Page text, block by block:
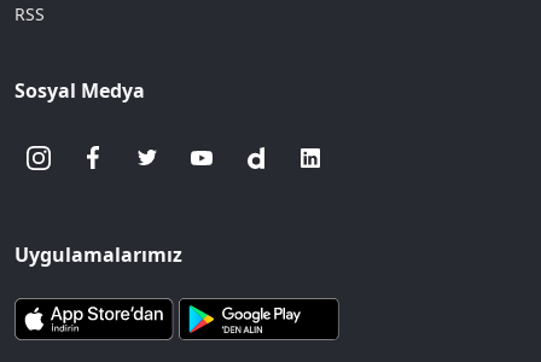
RSS
Sosyal Medya
Uygulamalarımız